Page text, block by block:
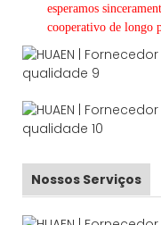
esperamos
cooperativo de longo
Nossos Serviços